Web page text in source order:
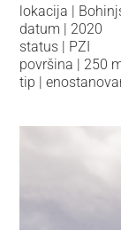
lokacija |
datum | 2020
status | PZI
površina | 250
tip |